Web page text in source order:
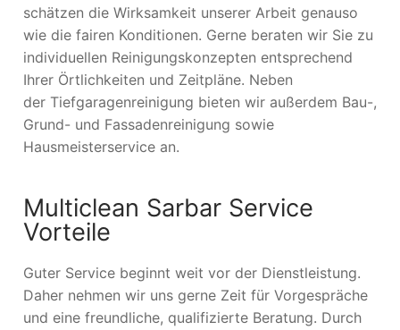
schätzen die Wirksamkeit unserer Arbeit genauso
wie die fairen Konditionen. Gerne beraten wir Sie zu
individuellen Reinigungskonzepten entsprechend
Ihrer Örtlichkeiten und Zeitpläne. Neben
der Tiefgaragenreinigung bieten wir außerdem Bau-,
Grund- und Fassadenreinigung sowie
Hausmeisterservice an.
Multiclean Sarbar Service
Vorteile
Guter Service beginnt weit vor der Dienstleistung.
Daher nehmen wir uns gerne Zeit für Vorgespräche
und eine freundliche, qualifizierte Beratung. Durch